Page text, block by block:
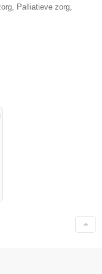
Palliatieve zorg,